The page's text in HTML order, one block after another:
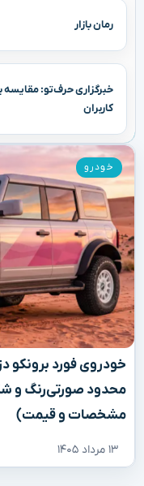
رمان بازار
خبرگزاری حرف‌تو: مقایسه
کاربران
خودروی فورد برونکو
محدود صورتی‌رنگ و
مشخصات و قیمت)
۱۳ مرداد ۱۴۰۵
خودرو